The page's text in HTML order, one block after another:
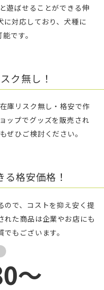
遊ばせることができる伸
対応しており、犬種に
です。
ク無し！
庫リスク無し・格安で作
ップでグッズを販売され
ぜひご検討ください。
格安価格！
ので、コストを抑え安く提
れた商品は企業やお店にも
もございます。
～